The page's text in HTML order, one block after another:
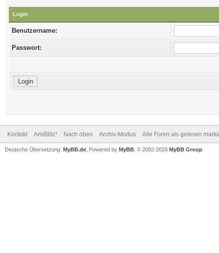
Login
Benutzername:
Passwort:
Kontakt AmiBlitz³ Nach oben Archiv-Modus Alle Foren als gelesen
Deutsche Übersetzung: MyBB.de , Powered by MyBB , © 2002-2026 MyBB Group